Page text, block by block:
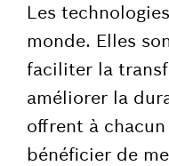
Les
monde. Elles
faciliter la
améliorer la
offrent à
bénéficier de